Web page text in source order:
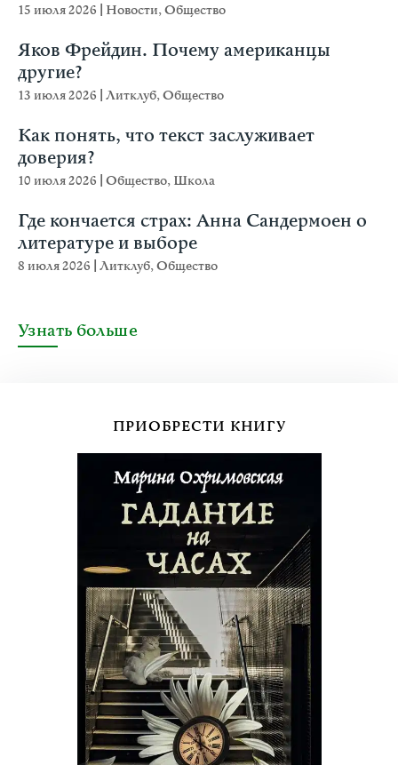
15 июля 2026 Новости,Общество
Яков Фрейдин. Почему американцы
другие?
13 июля 2026 Литклуб,Общество
Как понять, что текст заслуживает
доверия?
10 июля 2026 Общество, Школа
Где кончается страх: Анна Сандермоен о
литературе и выборе
8 июля 2026 Литклуб,Общество
Узнать больше
ПРИОБРЕСТИ КНИГУ